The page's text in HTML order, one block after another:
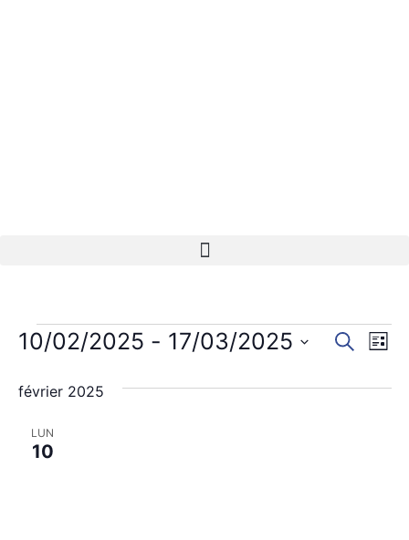
et
Liste
10/02/2025 - 17/03/2025
date.
février 2025
LUN
10